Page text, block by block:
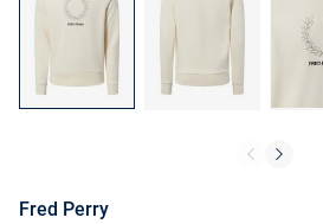
Fred Perry